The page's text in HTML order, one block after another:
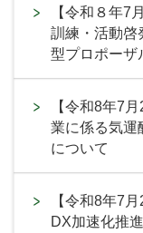
【令和８年7
訓練・活動啓
型プロポーザ
【令和8年7
業に係る気運
について
【令和8年7
DX加速化推